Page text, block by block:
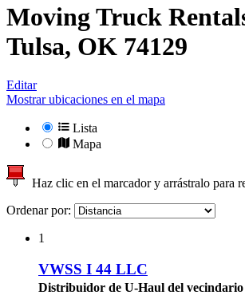
Moving Truck
Tulsa, OK 74129
Editar
Mostrar ubicaciones en el mapa
Lista
Mapa
Haz clic en el marcador y arrástralo para
Ordenar por:
1
VWSS I 44 LLC
Distribuidor de U-Haul del vecindario